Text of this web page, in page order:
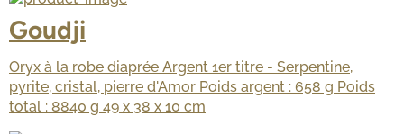
Goudji
Oryx à la robe diaprée Argent 1er titre - Serpentine,
pyrite, cristal, pierre d'Amor Poids argent : 658 g Poids
total : 8840 g 49 x 38 x 10 cm